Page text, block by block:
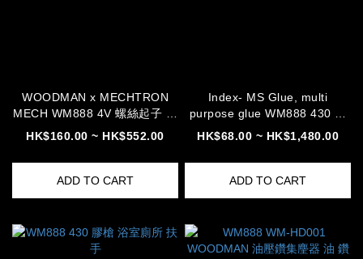
WOODMAN x MECHTRON
MECH WM888 4V 螺絲起子 起
子 ME 螺絲刀 電
HK$160.00 ~ HK$552.00
ADD TO CART
Index- MS Glue, multi
purpose glue WM888 430 強
力 140
HK$68.00 ~ HK$1,480.00
ADD TO CART